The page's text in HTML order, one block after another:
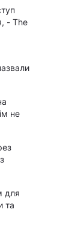
- The
не
для
та